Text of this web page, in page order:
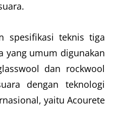
spesifikasi teknis tiga
yang umum digunakan
dan rockwool
dengan teknologi
yaitu Acourete